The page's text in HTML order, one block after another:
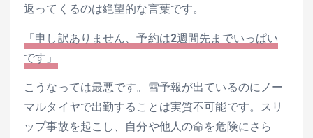
返ってくるのは絶望的な言葉です。
「申し訳ありません、予約は2週間先までいっぱい
です」
こうなっては最悪です。雪予報が出ているのにノー
マルタイヤで出勤することは実質不可能です。スリ
ップ事故を起こし、自分や他人の命を危険にさら